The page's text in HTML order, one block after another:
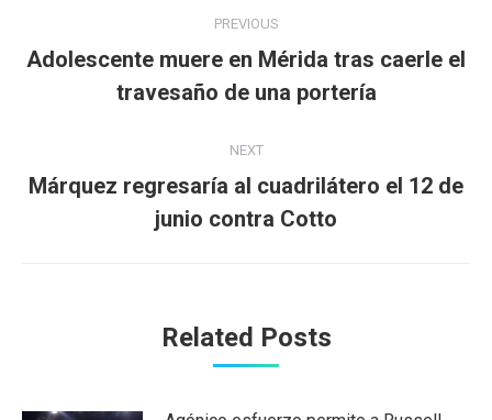
navigation
PREVIOUS
Previous
post:
Adolescente muere en Mérida tras caerle el
travesaño de una portería
NEXT
Next
post:
Márquez regresaría al cuadrilátero el 12 de
junio contra Cotto
Related Posts